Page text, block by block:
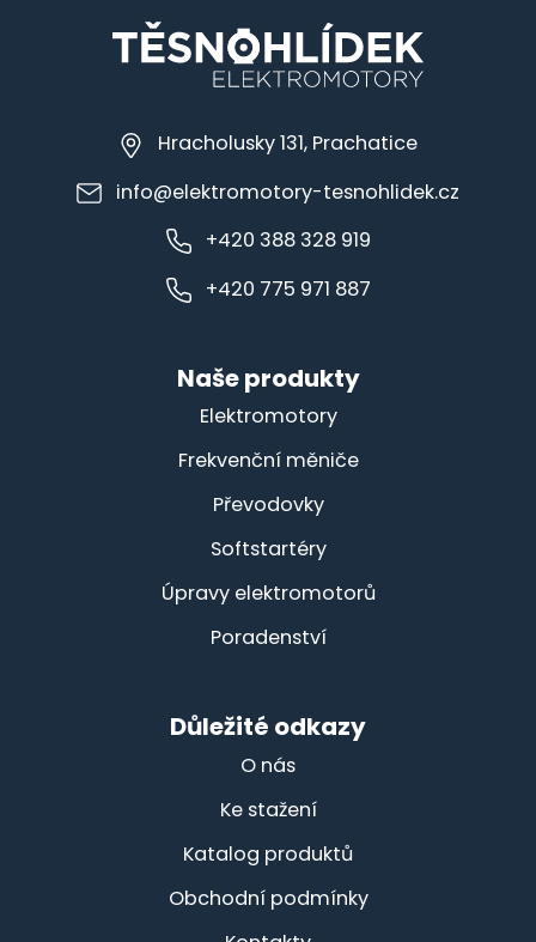
Hracholusky 131, Prachatice
info@elektromotory-tesnohlidek.cz
+420 388 328 919
+420 775 971 887
Naše produkty
Elektromotory
Frekvenční měniče
Převodovky
Softstartéry
Úpravy elektromotorů
Poradenství
Důležité odkazy
O nás
Ke stažení
Katalog produktů
Obchodní podmínky